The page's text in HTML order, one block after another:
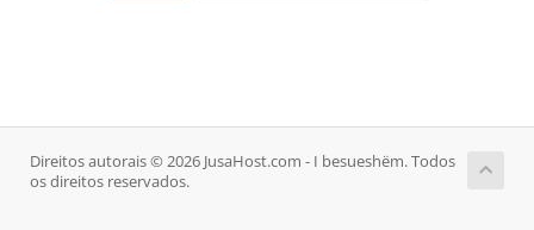
Direitos autorais © 2026 JusaHost.com - I besueshëm. Todos
os direitos reservados.